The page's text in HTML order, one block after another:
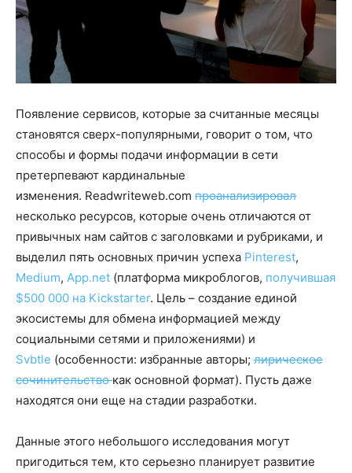
Появление сервисов, которые за считанные месяцы
становятся сверх-популярными, говорит о том, что
способы и формы подачи информации в сети
претерпевают кардинальные
изменения. Readwriteweb.com проанализировал
несколько ресурсов, которые очень отличаются от
привычных нам сайтов с заголовками и рубриками, и
выделил пять основных причин успеха Pinterest,
Medium, App.net (платформа микроблогов, получившая
$500 000 на Kickstarter. Цель – создание единой
экосистемы для обмена информацией между
социальными сетями и приложениями) и
Svbtle (особенности: избранные авторы; лирическое
сочинительствокак основной формат). Пусть даже
находятся они еще на стадии разработки.
Данные этого небольшого исследования могут
пригодиться тем, кто серьезно планирует развитие